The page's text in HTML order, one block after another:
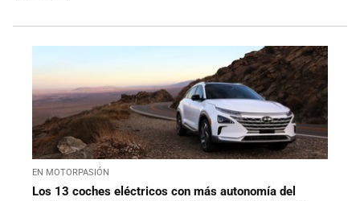
EN MOTORPASIÓN
Los 13 coches eléctricos con más autonomía del